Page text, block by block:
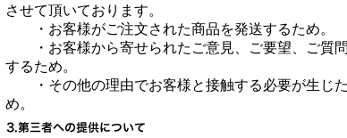
させて頂いております。
・お客様がご注文された商品を発送するため。
・お客様から寄せられたご意見、ご要望、ご質
するため。
・その他の理由でお客様と接触する必要が生じ
め。